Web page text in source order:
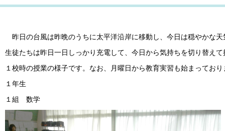
昨日の台風は昨晩のうちに太平洋沿岸に移動し、今日は穏やかな天
生徒たちは昨日一日しっかり充電して、今日から気持ちを切り替え
１校時の授業の様子です。なお、月曜日から教育実習も始まっており
１年生
１組 数学 ２組